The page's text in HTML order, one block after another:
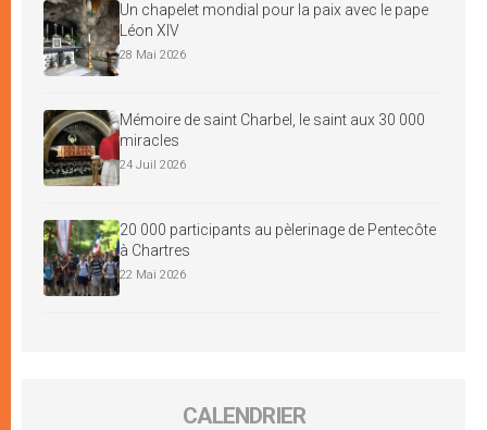
Un chapelet mondial pour la paix avec le pape
Léon XIV
28 Mai 2026
Mémoire de saint Charbel, le saint aux 30 000
miracles
24 Juil 2026
20 000 participants au pèlerinage de Pentecôte
à Chartres
22 Mai 2026
CALENDRIER